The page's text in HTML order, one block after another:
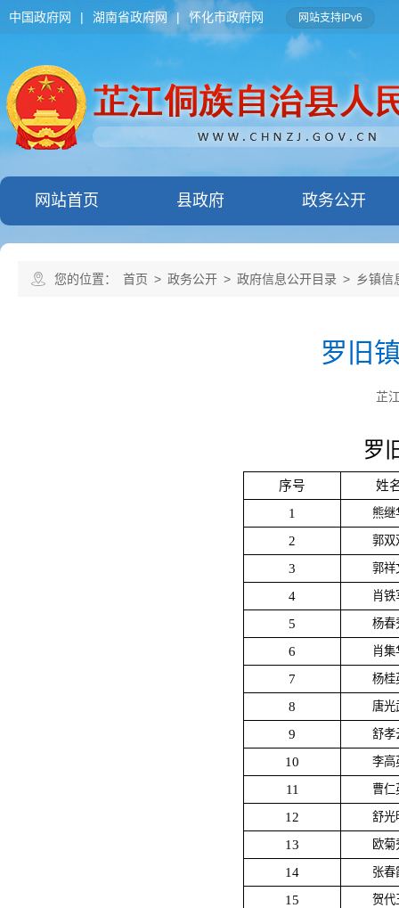
中国政府网 | 湖南省政府网 | 怀化市政府网 网站支持IPv6
网站首页 县政府 政务公开
您的位置： 首页 > 政务公开 > 政府信息公开目录 > 乡镇信
罗旧
芷
罗
序号
姓
1
熊继
2 郭双
3 郭祥
4 肖铁
5 杨春
6 肖集
7 杨桂
8 唐光
9 舒孝
10 李高
11 曹仁
12 舒光
13 欧菊
14 张春
15 贺代